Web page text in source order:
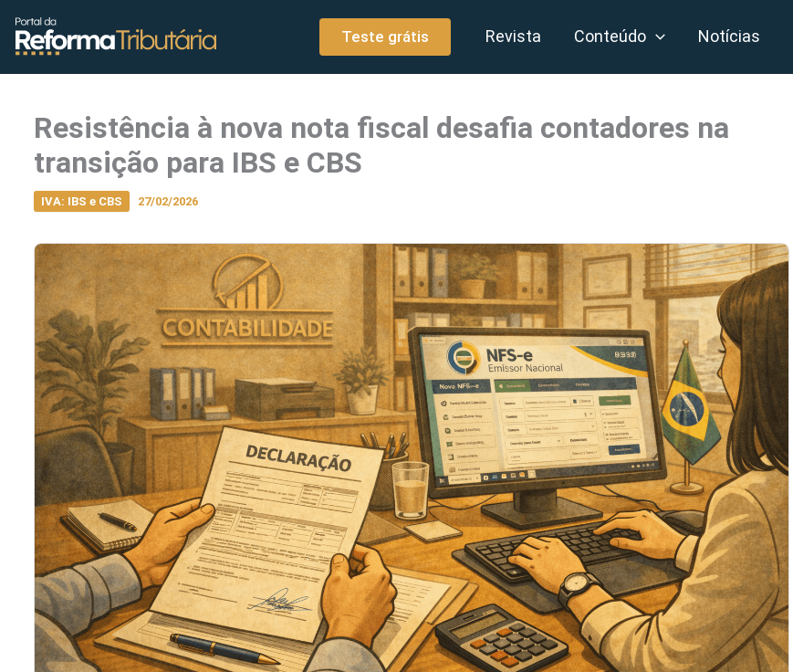
conteúdo
Teste grátis Revista Conteúdo Notícias
Resistência à nova nota fiscal desafia contadores na
transição para IBS e CBS
IVA: IBS e CBS 27/02/2026